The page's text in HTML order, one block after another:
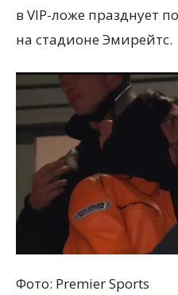
в VIP-ложе празднует
на стадионе Эмирейтс.
Фото: Premier Sports